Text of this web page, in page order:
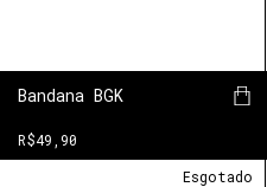
Bandana BGK
R$49,90
Esgotado